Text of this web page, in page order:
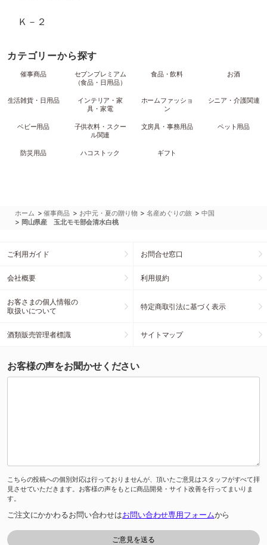
Ｋ－２
カテゴリーから探す
催事商品
セブンプレミアム
（食品・日用品）
食品・飲料 お酒
生活雑貨・日用品
インテリア・家
具・家電
ホームファッショ
ン
シニア・介護関連
ベビー用品
子供衣料・スクー
ル関連
文房具・事務用品 ペット用品
防災用品 ハコストック ギフト
ホーム >催事商品 > お中元・夏の贈り物 >名産めぐりの旅 >中国
> 岡山県産 玉北モモ部会清水白桃
ご利用ガイド お問合せ窓口
会社概要 利用規約
お客さまの個人情報の
取扱いについて
特定商取引法に基づく表示
酒類販売管理者標識 サイトマップ
お客様の声をお聞かせください
こちらの投稿への個別対応は行っておりませんが、頂いたご意見はスタッフがすべて拝
見させていただきます。お客様の声をもとに商品開発・サイト改善を行ってまいりま
す。
ご注文にかかわるお問い合わせはお問い合わせ専用フォームから